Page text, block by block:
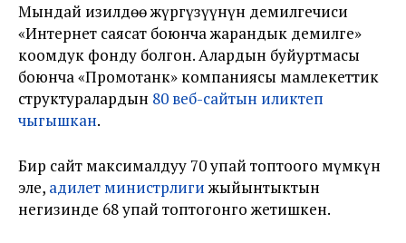
Мындай изилдөө жүргүзүүнүн демилгечиси
«Интернет саясат боюнча жарандык демилге»
коомдук фонду болгон. Алардын буйуртмасы
боюнча «Промотанк» компаниясы мамлекеттик
структуралардын 80 веб-сайтын иликтеп
чыгышкан.
Бир сайт максималдуу 70 упай топтоого мүмкүн
эле, адилет министрлигижыйынтыктын
негизинде 68 упай топтогонго жетишкен.